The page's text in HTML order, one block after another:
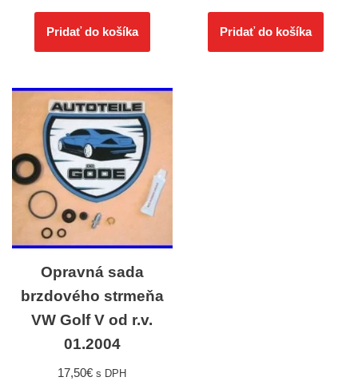
Pridať do košíka Pridať do košíka
Opravná sada
brzdového strmeňa
VW Golf V od r.v.
01.2004
17,50€ s DPH